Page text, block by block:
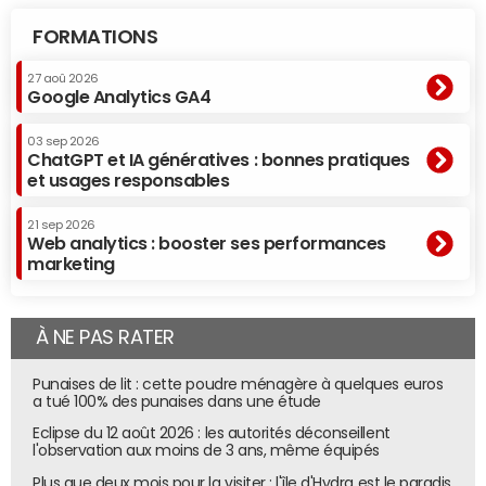
Homekit, va arriver sur l'écran d'accueil d'iOS 10, et ainsi
permettre de piloter
seule app officielle.
La fonctionnalité deretranscription écrite des
messages vocauxlaissés sur le répondeur va aussi
FORMATIONS
27 aoû 2026
Google Analytics GA4
03 sep 2026
ChatGPT et IA génératives : bonnes pratiques
et usages responsables
21 sep 2026
Web analytics : booster ses performances
marketing
À NE PAS RATER
Punaises de lit : cette poudre ménagère à quelques euros
a tué 100% des punaises dans une étude
Eclipse du 12 août 2026 : les autorités déconseillent
l'observation aux moins de 3 ans, même équipés
Plus que deux mois pour la visiter : l'île d'Hydra est le paradis